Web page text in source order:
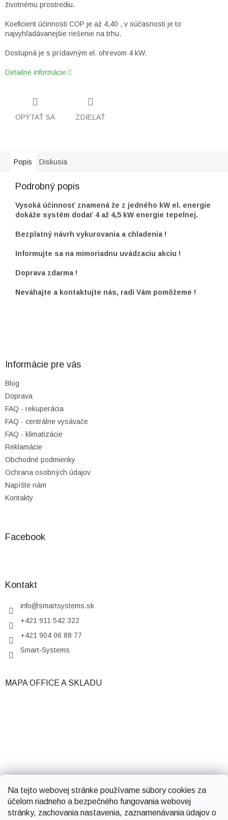
Na tejto webovej stránke používame súbory cookies za
účelom riadneho a bezpečného fungovania webovej
stránky, zachovania nastavenia, zaznamenávania údajov o
životnému prostrediu.
Koeficient účinnosti COP je až 4,40 , v súčasnosti je to
najvyhľadávanejšie riešenie na trhu.
Dostupná je s prídavným el. ohrevom 4 kW.
Detailné informácie
OPÝTAŤ SA ZDIEĽAŤ
Popis Diskusia
Podrobný popis
Vysoká účinnosť znamená že z jedného kW el. energie
dokáže systém dodať 4 až 4,5 kW energie tepelnej.
Bezplatný návrh vykurovania a chladenia !
Informujte sa na mimoriadnu uvádzaciu akciu !
Doprava zdarma !
Neváhajte a kontaktujte nás, radi Vám pomôžeme !
Informácie pre vás
Blog
Doprava
FAQ - rekuperácia
FAQ - centrálne vysávače
FAQ - klimatizácie
Reklamácie
Obchodné podmienky
Ochrana osobných údajov
Napíšte nám
Kontakty
Facebook
Kontakt
info@smartsystems.sk
+421 911 542 322
+421 904 06 88 77
Smart-Systems
MAPA OFFICE A SKLADU